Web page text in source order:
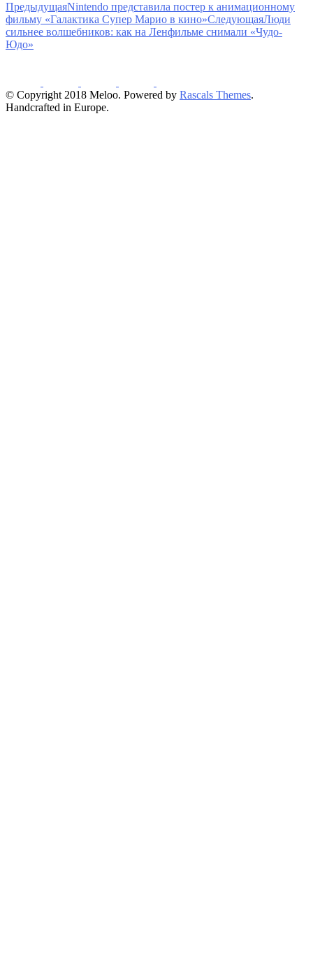
ПредыдущаяNintendo представила постер к анимационному
фильму «Галактика Супер Марио в кино»СледующаяЛюди
сильнее волшебников: как на Ленфильме снимали «Чудо-
Юдо»
© Copyright 2018 Meloo. Powered by Rascals Themes.
Handcrafted in Europe.